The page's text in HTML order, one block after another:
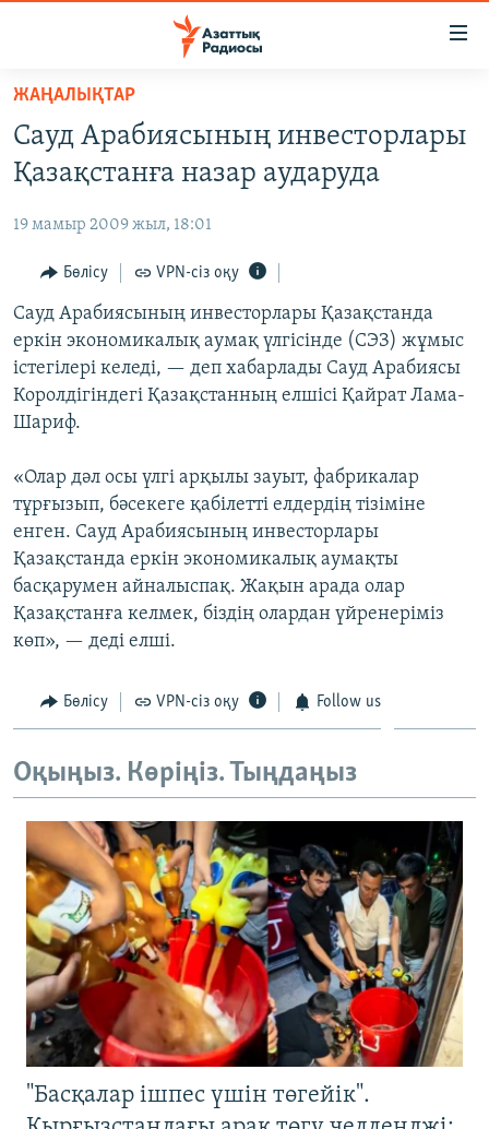
Skip
main
content
to
Navigation
Skip
to
Search
САЯСАТ
ҚАҢТАР ОҚИҒАСЫ
АДАМ ҚҰҚЫҚТАРЫ
ӘЛЕУМЕТ
ӘЛЕМ
АРНАЙЫ ЖОБАЛАР
ЖАЗЫЛЫҢЫЗ
Басқа тілдерде
ЖАҢАЛЫҚТАР
Сауд Арабиясының инвесторлары
Қазақстанға назар аударуда
19 мамыр 2009 жыл, 18:01
Бөлісу VPN-сіз оқу
Сауд Арабиясының инвесторлары Қазақстанда
еркін экономикалық аумақ үлгісінде (СЭЗ) жұмыс
істегілері келеді, — деп хабарлады Сауд Арабиясы
Королдігіндегі Қазақстанның елшісі Қайрат Лама-
Шариф.
«Олар дәл осы үлгі арқылы зауыт, фабрикалар
тұрғызып, бәсекеге қабілетті елдердің тізіміне
енген. Сауд Арабиясының инвесторлары
Қазақстанда еркін экономикалық аумақты
басқарумен айналыспақ. Жақын арада олар
Қазақстанға келмек, біздің олардан үйренеріміз
көп», — деді елші.
Бөлісу VPN-сіз оқу Follow us
Оқыңыз. Көріңіз. Тыңдаңыз
"Басқалар ішпес үшін төгейік".